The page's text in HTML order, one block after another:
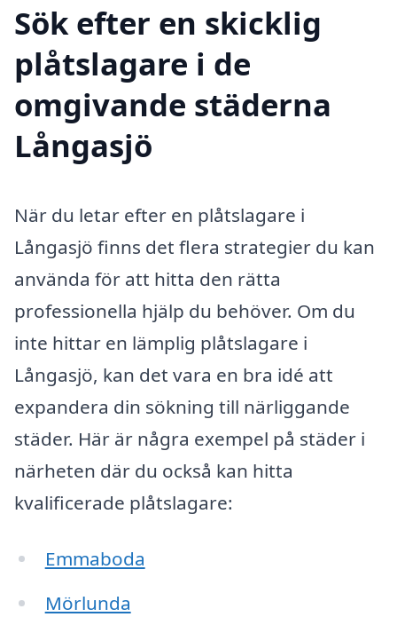
Sök efter en skicklig
plåtslagare i de
omgivande städerna
Långasjö
När du letar efter en plåtslagare i
Långasjö finns det flera strategier du kan
använda för att hitta den rätta
professionella hjälp du behöver. Om du
inte hittar en lämplig plåtslagare i
Långasjö, kan det vara en bra idé att
expandera din sökning till närliggande
städer. Här är några exempel på städer i
närheten där du också kan hitta
kvalificerade plåtslagare:
Emmaboda
Mörlunda